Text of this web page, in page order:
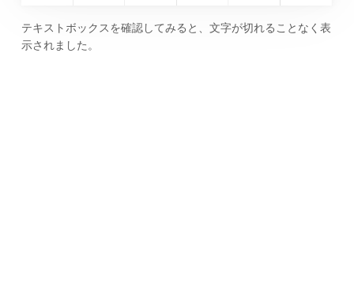
テキストボックスを確認してみると、文字が切れることなく表
示されました。